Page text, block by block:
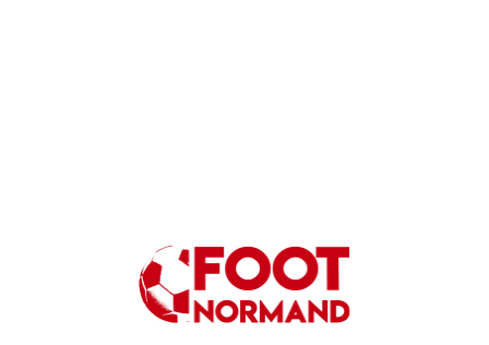
LE HAVRE AC
Emmy Lefèvre et Thomas Rousseau, les « Bézots »...